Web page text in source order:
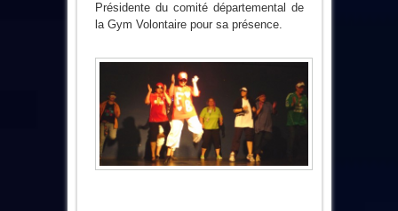
Présidente du comité départemental de
la Gym Volontaire pour sa présence.